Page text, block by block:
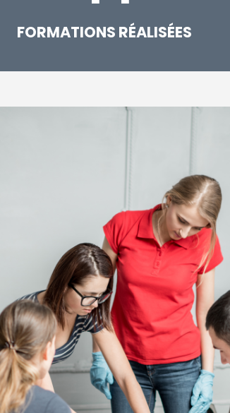
FORMATIONS RÉALISÉES